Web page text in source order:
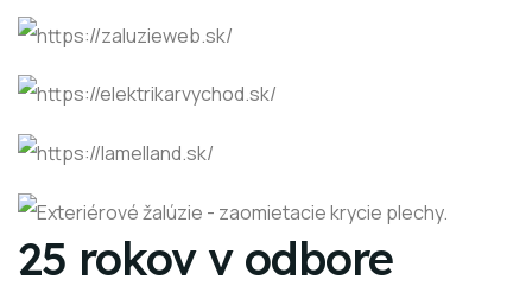
25 rokov v odbore